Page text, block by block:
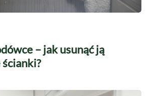
– jak usunąć ją